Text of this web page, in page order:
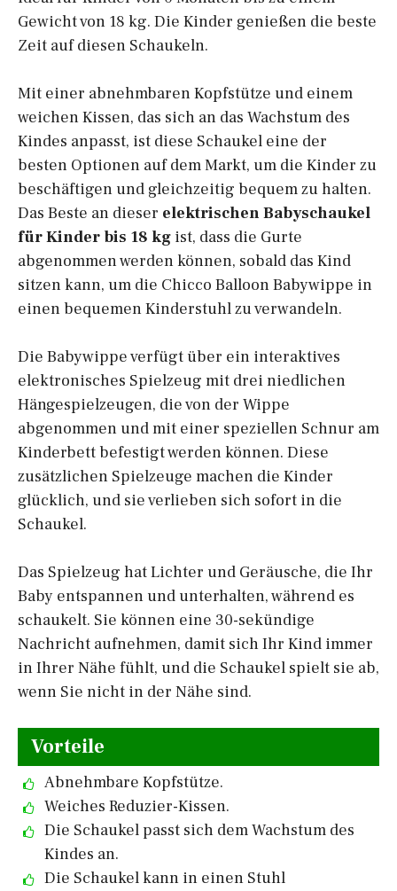
Gewicht von 18 kg. Die Kinder genießen die beste
Zeit auf diesen Schaukeln.
Mit einer abnehmbaren Kopfstütze und einem
weichen Kissen, das sich an das Wachstum des
Kindes anpasst, ist diese Schaukel eine der
besten Optionen auf dem Markt, um die Kinder zu
beschäftigen und gleichzeitig bequem zu halten.
Das Beste an dieser elektrischen Babyschaukel
für Kinder bis 18 kg ist, dass die Gurte
abgenommen werden können, sobald das Kind
sitzen kann, um die Chicco Balloon Babywippe in
einen bequemen Kinderstuhl zu verwandeln.
Die Babywippe verfügt über ein interaktives
elektronisches Spielzeug mit drei niedlichen
Hängespielzeugen, die von der Wippe
abgenommen und mit einer speziellen Schnur am
Kinderbett befestigt werden können. Diese
zusätzlichen Spielzeuge machen die Kinder
glücklich, und sie verlieben sich sofort in die
Schaukel.
Das Spielzeug hat Lichter und Geräusche, die Ihr
Baby entspannen und unterhalten, während es
schaukelt. Sie können eine 30-sekündige
Nachricht aufnehmen, damit sich Ihr Kind immer
in Ihrer Nähe fühlt, und die Schaukel spielt sie ab,
wenn Sie nicht in der Nähe sind.
Vorteile
Abnehmbare Kopfstütze.
Weiches Reduzier-Kissen.
Die Schaukel passt sich dem Wachstum des
Kindes an.
Die Schaukel kann in einen Stuhl